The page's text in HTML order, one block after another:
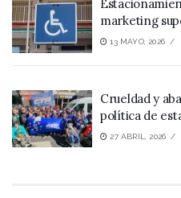
marketing
13 MAYO, 2026
Crueldad y
política de
27 ABRIL, 2026